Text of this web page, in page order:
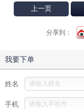
上一页
分享到：
我要下单
姓名
手机